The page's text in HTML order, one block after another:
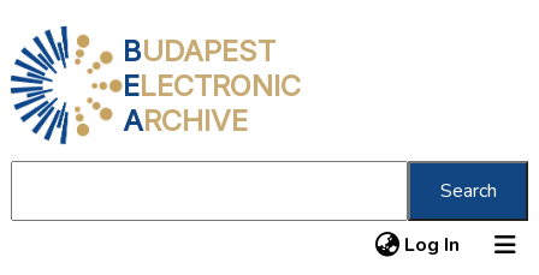
BUDAPEST
ELECTRONIC
ARCHIVE
Search
Log In (current)